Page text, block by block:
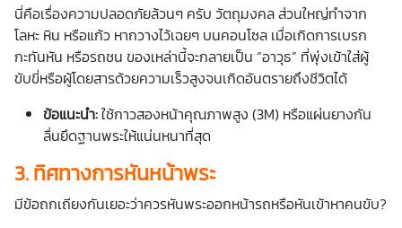
นี่คือเรื่องความปลอดภัยล้วนๆ ครับ วัตถุมงคลส่วนใหญ่ทำจาก
โลหะ หิน หรือแก้ว หากวางไว้เฉยๆ บนคอนโซล เมื่อเกิดการเบรก
กะทันหัน หรือรถชน ของเหล่านี้จะกลายเป็น “อาวุธ” ที่พุ่งเข้าใส่ผู้
ขับขี่หรือผู้โดยสารด้วยความเร็วสูงจนเกิดอันตรายถึงชีวิตได้
ข้อแนะนำ:ใช้กาวสองหน้าคุณภาพสูง (3M) หรือแผ่นยางกัน
ลื่นยึดฐานพระให้แน่นหนาที่สุด
3. ทิศทางการหันหน้าพระ
มีข้อถกเถียงกันเยอะว่าควรหันพระออกหน้ารถหรือหันเข้าหาคนขับ?